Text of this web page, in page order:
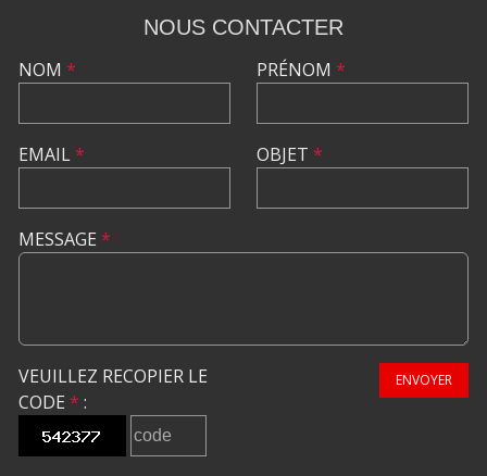
NOUS CONTACTER
NOM *
EMAIL*
PRÉNOM *
OBJET *
MESSAGE *
VEUILLEZ RECOPIER LE
CODE * :
ENVOYER